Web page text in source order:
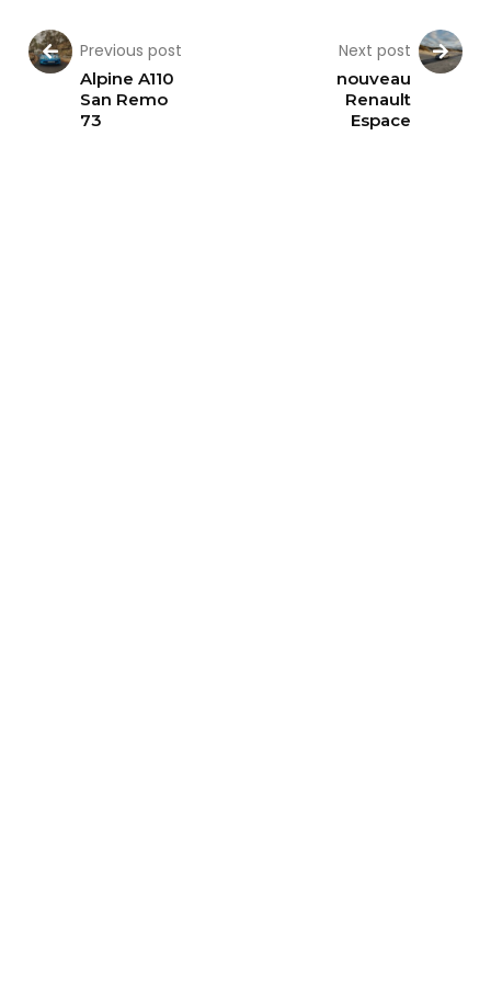
Previous post
Alpine A110
San Remo
73
Next post
nouveau
Renault
Espace